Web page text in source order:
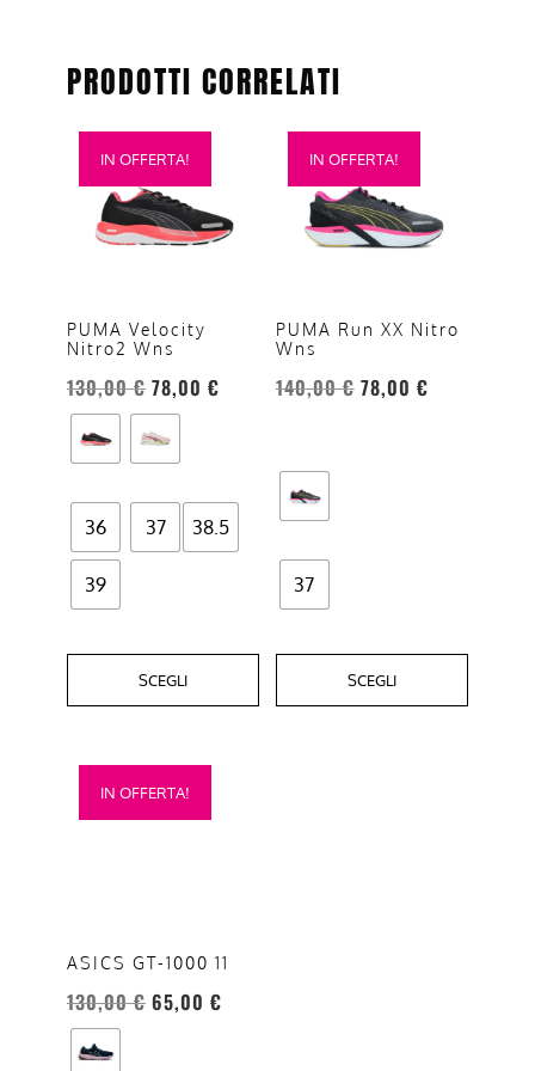
PRODOTTI CORRELATI
IN OFFERTA!
PUMA Velocity
Nitro2 Wns
130,00€ 78,00 €
36 37 38.5
39
SCEGLI
Questo
prodotto
opzioni
possono
essere
scelte
nella
del
prodotto
IN OFFERTA!
PUMA Run XX Nitro
Wns
140,00€ 78,00 €
37
SCEGLI
Questo
prodotto
opzioni
possono
essere
pagina
del
IN OFFERTA!
ASICS GT-1000 11
130,00€ 65,00 €
Questo
prodotto
opzioni
essere
scelte